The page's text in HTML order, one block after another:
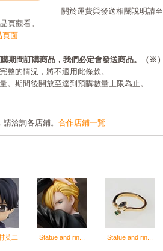
關於運費與發送相關說明請至
頁觀看。
頁面
期間訂購商品，我們必定會發送商品。（※）
整的情況，將不適用此條款。
。期間後開放至達到預購數量上限為止。
洽詢各店鋪。 合作店鋪一覽
英二 Statue and rin... Statue and rin...